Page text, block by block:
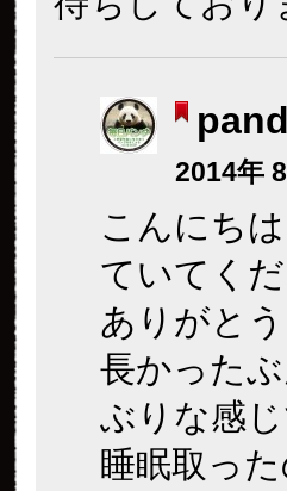
2014年
こんにち
ていてく
ありがと
長かった
ぶりな感
睡眠取っ